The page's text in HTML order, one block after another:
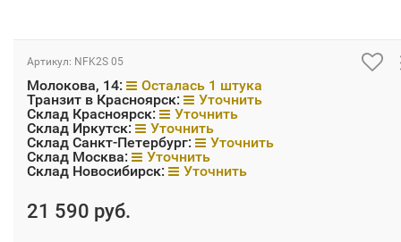
Артикул: NFK2S 05
Молокова, 14:
Осталась 1 штука
Транзит в Красноярск:
Уточнить
Склад Красноярск:
Уточнить
Склад Иркутск:
Уточнить
Склад Санкт-Петербург:
Уточнить
Склад Москва:
Уточнить
Склад Новосибирск:
Уточнить
21 590 руб.